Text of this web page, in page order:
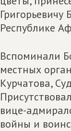
Республике
Вспоминали
местных
Курчатова,
вице-
войны и